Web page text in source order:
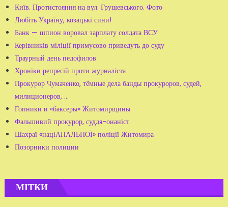
Київ. Протистояння на вул. Грушевського. Фото
Любіть Україну, козацькі сини!
Банк — шпион воровал зарплату солдата ВСУ
Керівників міліції примусово приведуть до суду
Траурный день педофилов
Хроніки репресій проти журналіста
Прокурор Чумаченко, тёмные дела банды прокуроров, судей,
милиционеров, ...
Гопники и «баксеры» Житомирщины
Фальшивий прокурор, суддя-онаніст
Шахраї «націАНАЛЬНОЇ» поліції Житомира
Позорники полиции
МІТКИ